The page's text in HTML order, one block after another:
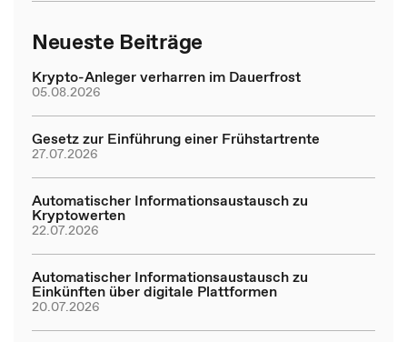
Neueste Beiträge
Krypto-Anleger verharren im Dauerfrost
05.08.2026
Gesetz zur Einführung einer Frühstartrente
27.07.2026
Automatischer Informationsaustausch zu
Kryptowerten
22.07.2026
Automatischer Informationsaustausch zu
Einkünften über digitale Plattformen
20.07.2026